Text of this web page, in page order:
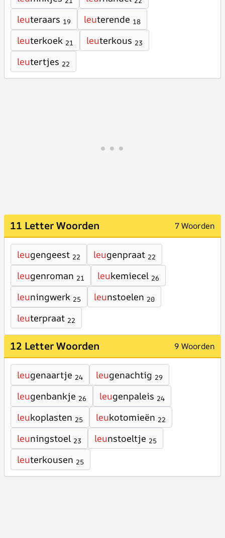
leuteraars 19 leuterende 18
leuterkoek 21 leuterkous 23
leutertjes 22
11 Letter Woorden 7 Woorden
leugengeest 22 leugenpraat 22
leugenroman 21 leukemiecel 26
leuningwerk 25 leunstoelen 20
leuterpraat 22
12 Letter Woorden 9 Woorden
leugenaartje 24 leugenachtig 29
leugenbankje 26 leugenpaleis 24
leukoplasten 25 leukotomieën 22
leuningstoel 23 leunstoeltje 25
leuterkousen 25